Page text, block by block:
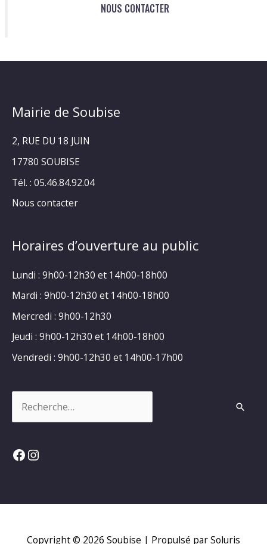
NOUS CONTACTER
Mairie de Soubise
2, RUE DU 18 JUIN
17780 SOUBISE
Tél. : 05.46.84.92.04
Nous contacter
Horaires d’ouverture au public
Lundi : 9h00-12h30 et 14h00-18h00
Mardi : 9h00-12h30 et 14h00-18h00
Mercredi : 9h00-12h30
Jeudi : 9h00-12h30 et 14h00-18h00
Vendredi : 9h00-12h30 et 14h00-17h00
Facebook
Instagram
Copyright © 2026 Soubise | Propulsé par Soluris